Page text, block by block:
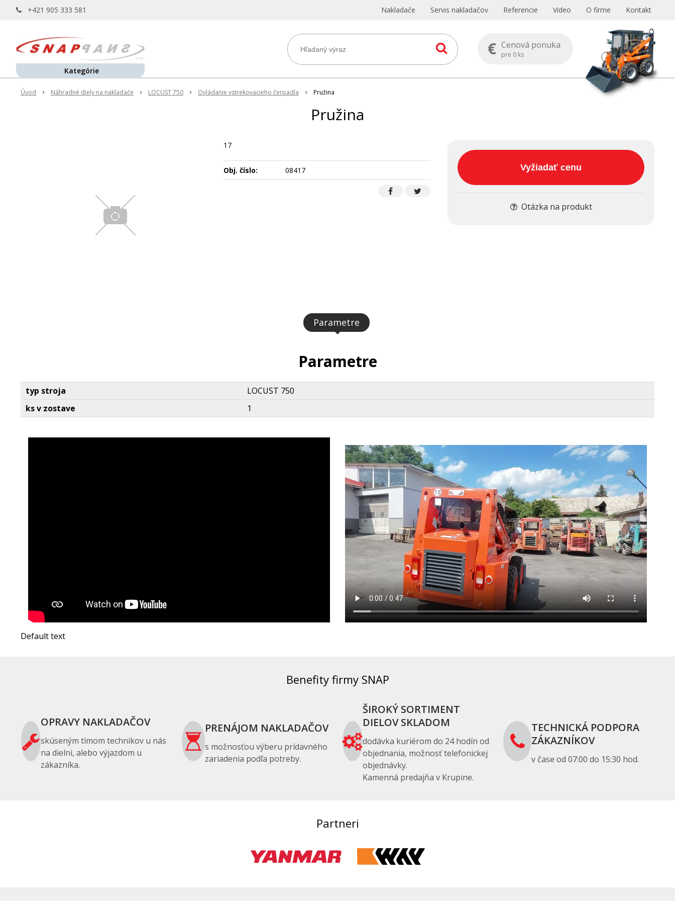
+421 905 333 581
€ Cenová ponuka
pre 0 ks
Nakladače Servis nakladačov Referencie Video O firme Kontakt
Úvod Náhradné diely na nakladače LOCUST 750 Ovládanie vstrekovacieho čerpadla Pružina
Pružina
Vyžiadať cenu
Otázka na produkt
17
Obj. číslo: 08417
Parametre
Parametre
typ stroja
LOCUST 750
ks v zostave
1
Default text
Kategórie
Benefity firmy SNAP
OPRAVY NAKLADAČOV
skúseným tímom technikov u nás
na dielni, alebo výjazdom u
zákazníka.
PRENÁJOM NAKLADAČOV
s možnosťou výberu prídavného
zariadenia podľa potreby.
ŠIROKÝ SORTIMENT
DIELOV SKLADOM
dodávka kuriérom do 24 hodín od
objednania, možnosť telefonickej
objednávky.
Kamenná predajňa v Krupine.
TECHNICKÁ PODPORA
ZÁKAZNÍKOV
v čase od 07:00 do 15:30 hod.
Partneri